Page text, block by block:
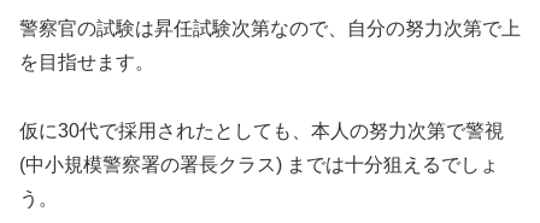
警察官の試験は昇任試験次第なので、自分の努力次第で上
を目指せます。
仮に30代で採用されたとしても、本人の努力次第で警視
(中小規模警察署の署長クラス) までは十分狙えるでしょ
う。